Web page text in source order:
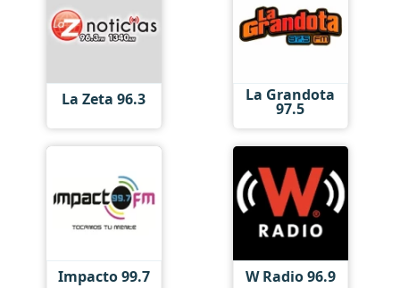
La Zeta 96.3 La Grandota
97.5
Impacto 99.7 W Radio 96.9